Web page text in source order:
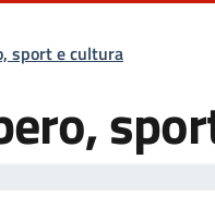
pane
sport e cultura